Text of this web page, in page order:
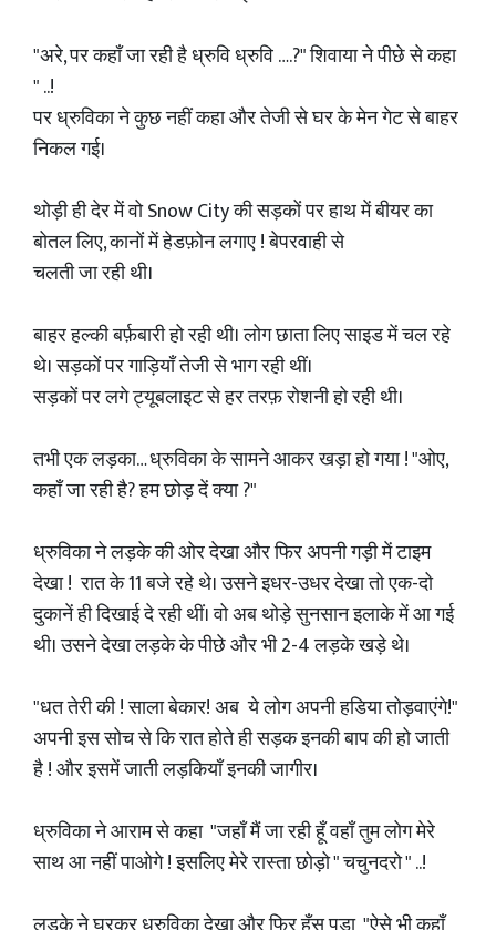
"अरे, पर कहाँ जा रही है ध्रुवि ध्रुवि ….?" शिवाया ने पीछे से कहा
" ..!
पर ध्रुविका ने कुछ नहीं कहा और तेजी से घर के मेन गेट से बाहर
निकल गई।
थोड़ी ही देर में वो Snow City की सड़कों पर हाथ में बीयर का
बोतल लिए, कानों में हेडफ़ोन लगाए ! बेपरवाही से
चलती जा रही थी।
बाहर हल्की बर्फ़बारी हो रही थी। लोग छाता लिए साइड में चल रहे
थे। सड़कों पर गाड़ियाँ तेजी से भाग रही थीं।
सड़कों पर लगे ट्यूबलाइट से हर तरफ़ रोशनी हो रही थी।
तभी एक लड़का… ध्रुविका के सामने आकर खड़ा हो गया ! "ओए,
कहाँ जा रही है? हम छोड़ दें क्या ?"
ध्रुविका ने लड़के की ओर देखा और फिर अपनी गड़ी में टाइम
देखा ! रात के 11 बजे रहे थे। उसने इधर-उधर देखा तो एक-दो
दुकानें ही दिखाई दे रही थीं। वो अब थोड़े सुनसान इलाके में आ गई
थी। उसने देखा लड़के के पीछे और भी 2-4 लड़के खड़े थे।
"धत तेरी की ! साला बेकार! अब ये लोग अपनी हडिया तोड़वाएंगे!"
अपनी इस सोच से कि रात होते ही सड़क इनकी बाप की हो जाती
है ! और इसमें जाती लड़कियाँ इनकी जागीर।
ध्रुविका ने आराम से कहा "जहाँ मैं जा रही हूँ वहाँ तुम लोग मेरे
साथ आ नहीं पाओगे ! इसलिए मेरे रास्ता छोड़ो " चचुनदरो " ..!